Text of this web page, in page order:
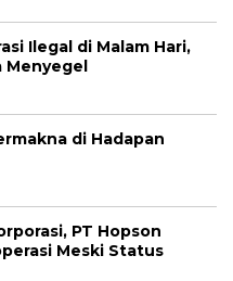
Ilegal di Malam Hari,
Menyegel
di Hadapan
PT Hopson
Meski Status